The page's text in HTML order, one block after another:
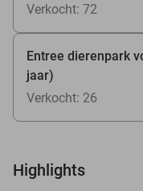
Verkocht: 72
Entree dierenpark
jaar)
Verkocht: 26
Highlights